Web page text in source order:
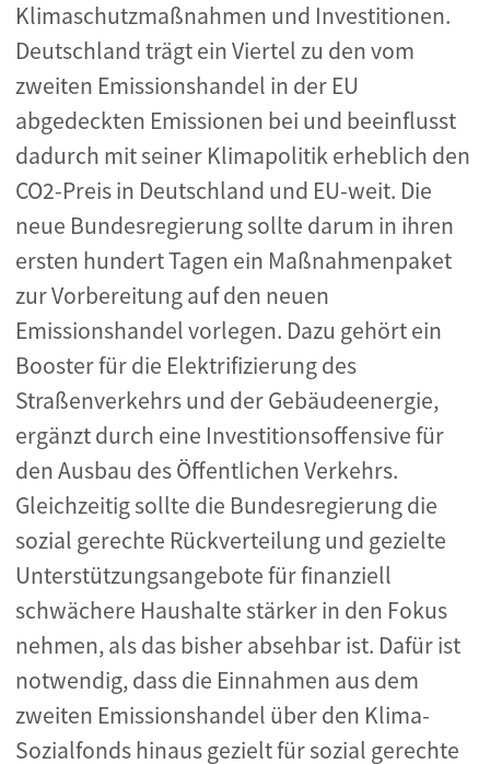
Klimaschutzmaßnahmen und Investitionen.
Deutschland trägt ein Viertel zu den vom
zweiten Emissionshandel in der EU
abgedeckten Emissionen bei und beeinflusst
dadurch mit seiner Klimapolitik erheblich den
CO2-Preis in Deutschland und EU-weit. Die
neue Bundesregierung sollte darum in ihren
ersten hundert Tagen ein Maßnahmenpaket
zur Vorbereitung auf den neuen
Emissionshandel vorlegen. Dazu gehört ein
Booster für die Elektrifizierung des
Straßenverkehrs und der Gebäudeenergie,
ergänzt durch eine Investitionsoffensive für
den Ausbau des Öffentlichen Verkehrs.
Gleichzeitig sollte die Bundesregierung die
sozial gerechte Rückverteilung und gezielte
Unterstützungsangebote für finanziell
schwächere Haushalte stärker in den Fokus
nehmen, als das bisher absehbar ist. Dafür ist
notwendig, dass die Einnahmen aus dem
zweiten Emissionshandel über den Klima-
Sozialfonds hinaus gezielt für sozial gerechte